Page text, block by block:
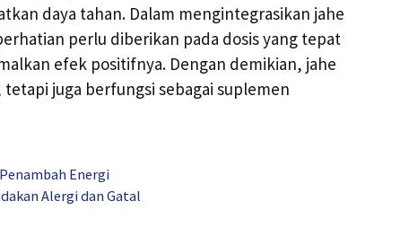
daya tahan. Dalam mengintegrasikan jahe
perlu diberikan pada dosis yang tepat
efek positifnya. Dengan demikian, jahe
juga berfungsi sebagai suplemen
Energi
Alergi dan Gatal